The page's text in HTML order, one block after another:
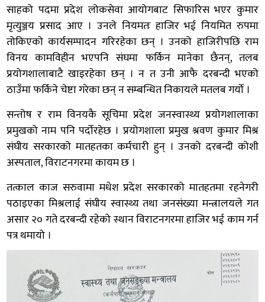
साहको पदमा प्रदेश लोकसेवा आयोगबाट सिफारिस भएर कुमार
मृत्युञ्जय प्रसाद आए । उनले नियमतः हाजिर भई नियमित रुपमा
तोकिएको कार्यसम्पादन गरिरहेका छन् । उनको हाजिरीपछि राम
विनय कामविहीन भएपनि संघमा फर्किन मानेका छैनन्, तलब
प्रयोगशालाबाटै खाइरहेका छन् । न त उनी आफै दरबन्दी भएको
ठाउँमा फर्किने चेष्टा गरेका छन् न सम्बन्धित निकायले मतलब गर्यो ।
सन्तोष र राम विनयकै सूचिमा प्रदेश जनस्वास्थ्य प्रयोगशालाका
प्रमुखको नाम पनि पर्दोरहेछ । प्रयोगशाला प्रमुख श्रवण कुमार मिश्र
संघीय सरकारको मातहतका कर्मचारी हुन् । उनको दरबन्दी कोशी
अस्पताल, विराटनगरमा कायम छ ।
तत्काल काज सरुवामा मधेश प्रदेश सरकारको मातहतमा रहनेगरी
पठाइएका मिश्रलाई संघीय स्वास्थ्य तथा जनसंख्या मन्त्रालयले गत
असार २० गते दरबन्दी रहेको स्थान विराटनगरमा हाजिर भई काम गर्न
पत्र थमायो ।